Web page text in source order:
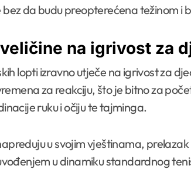
bez da budu preopterećena težinom i
na igrivost za
lopti izravno utječe na igrivost za
za reakciju, što je bitno za
ruku i očiju te tajminga.
u svojim vještinama,
u dinamiku standardnog